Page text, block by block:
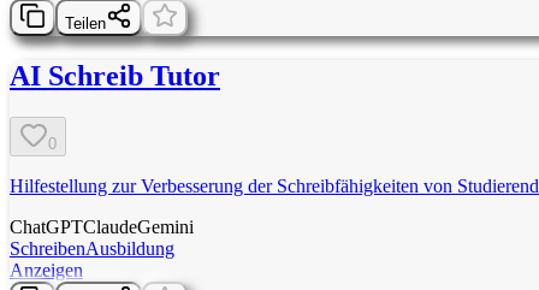
Teilen
AI Schreib Tutor
0
Hilfestellung zur Verbesserung der Schreibfähigkeiten von
ChatGPTClaudeGemini
SchreibenAusbildung
Anzeigen